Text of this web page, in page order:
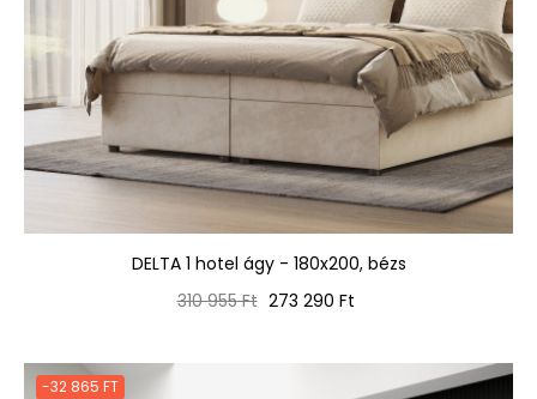
DELTA 1 hotel ágy - 180x200, bézs
Normál
310 955 Ft Ár
273 290 Ft
-32 865 FT